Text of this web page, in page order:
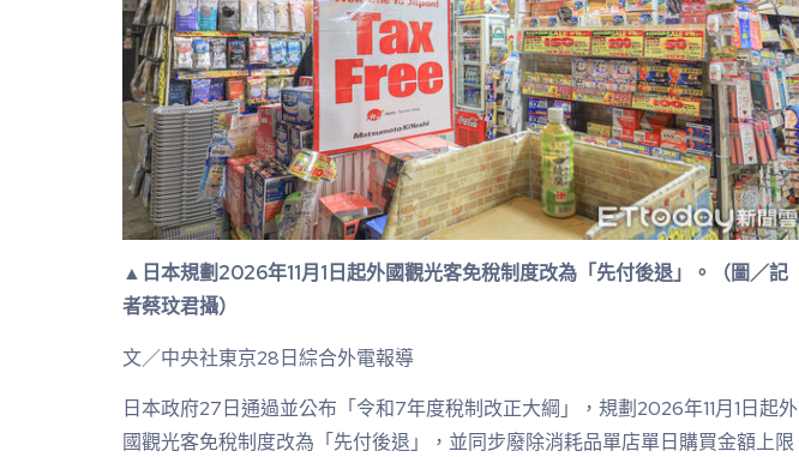
▲日本規劃2026年11月1日起外國觀光客免稅制度改為「先付後退」。（圖／記
者蔡玟君攝）
文／中央社東京28日綜合外電報導
日本政府27日通過並公布「令和7年度稅制改正大綱」，規劃2026年11月1日起外
國觀光客免稅制度改為「先付後退」，並同步廢除消耗品單店單日購買金額上限